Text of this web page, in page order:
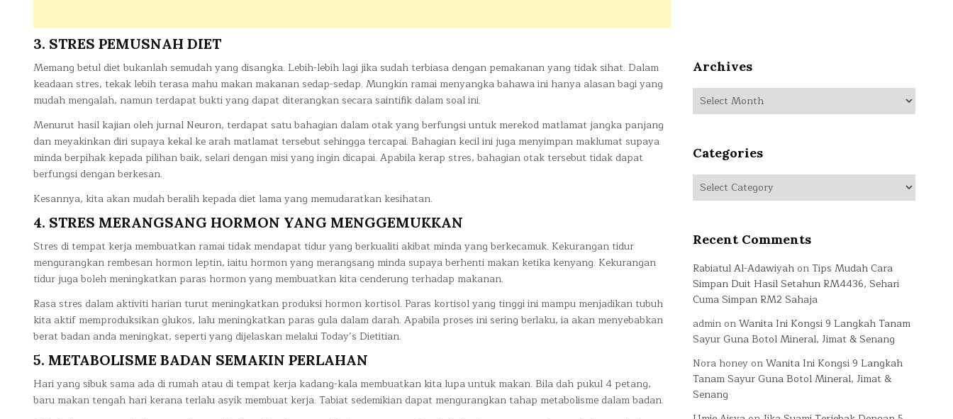
3. STRES PEMUSNAH DIET
Memang betul diet bukanlah semudah yang disangka. Lebih-lebih lagi jika sudah terbiasa dengan pemakanan yang tidak sihat. Dalam
keadaan stres, tekak lebih terasa mahu makan makanan sedap-sedap. Mungkin ramai menyangka bahawa ini hanya alasan bagi yang
mudah mengalah, namun terdapat bukti yang dapat diterangkan secara saintifik dalam soal ini.
Menurut hasil kajian oleh jurnal Neuron, terdapat satu bahagian dalam otak yang berfungsi untuk merekod matlamat jangka panjang
dan meyakinkan diri supaya kekal ke arah matlamat tersebut sehingga tercapai. Bahagian kecil ini juga menyimpan maklumat supaya
minda berpihak kepada pilihan baik, selari dengan misi yang ingin dicapai. Apabila kerap stres, bahagian otak tersebut tidak dapat
berfungsi dengan berkesan.
Kesannya, kita akan mudah beralih kepada diet lama yang memudaratkan kesihatan.
4. STRES MERANGSANG HORMON YANG MENGGEMUKKAN
Stres di tempat kerja membuatkan ramai tidak mendapat tidur yang berkualiti akibat minda yang berkecamuk. Kekurangan tidur
mengurangkan rembesan hormon leptin, iaitu hormon yang merangsang minda supaya berhenti makan ketika kenyang. Kekurangan
tidur juga boleh meningkatkan paras hormon yang membuatkan kita cenderung terhadap makanan.
Rasa stres dalam aktiviti harian turut meningkatkan produksi hormon kortisol. Paras kortisol yang tinggi ini mampu menjadikan tubuh
kita aktif memproduksikan glukos, lalu meningkatkan paras gula dalam darah. Apabila proses ini sering berlaku, ia akan menyebabkan
berat badan anda meningkat, seperti yang dijelaskan melalui Today’s Dietitian.
5. METABOLISME BADAN SEMAKIN PERLAHAN
Hari yang sibuk sama ada di rumah atau di tempat kerja kadang-kala membuatkan kita lupa untuk makan. Bila dah pukul 4 petang,
baru makan tengah hari kerana terlalu asyik membuat kerja. Tabiat sedemikian dapat mengurangkan tahap metabolisme dalam badan.
Archives
Archives
Categories
Categories
Recent Comments
Rabiatul Al-Adawiyah onTips Mudah Cara
Simpan Duit Hasil Setahun RM4436, Sehari
Cuma Simpan RM2 Sahaja
admin onWanita Ini Kongsi 9 Langkah Tanam
Sayur Guna Botol Mineral, Jimat & Senang
Nora honey onWanita Ini Kongsi 9 Langkah
Tanam Sayur Guna Botol Mineral, Jimat &
Senang